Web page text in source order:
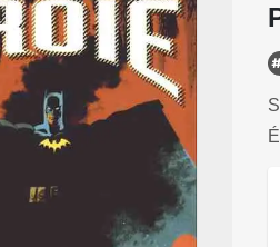
Genres BD